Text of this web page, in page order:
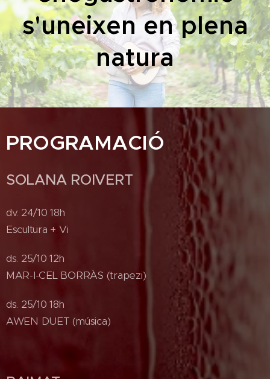
s'uneixen en plena
natura
PROGRAMACIÓ
SOLANA ROIVERT
dv. 24/10 18h
Escultura + Vi
ds. 25/10 12h
MAR-I-CEL BORRÀS (trapezi)
ds. 25/10 18h
AWEN DUET (música)